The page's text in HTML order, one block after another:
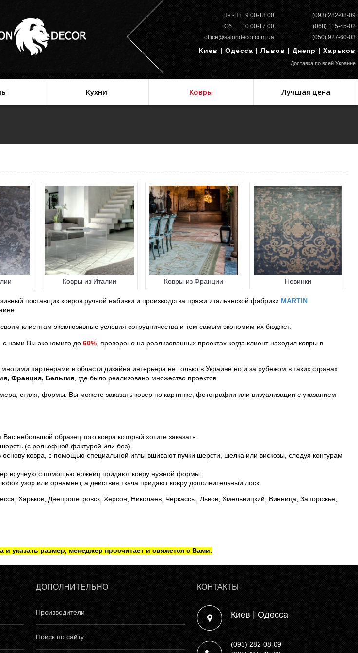
Пн.-Пт. 9.00-18.00
Сб. 10.00-17.00
office@salondecor.com.ua
(093) 282-08-09
(068) 115-45-02
(050) 927-60-03
Киев | Одесса | Львов | Днепр | Харьков
Доставка по всей Украине
Кухни Ковры Лучшая цена
Ковры из Италии Ковры из Франции Новинки
поставщик ковров ручной набивки и производства пряжи итальянской фабрики MARTIN
клиентам эксклюзивные условия сотрудничества и тем самым экономим их бюджет.
с нами Вы экономите до 60% , проверено на реализованных проектах когда клиент находил ковры в
партнерами в области дизайна интерьера не только в Украине но и за рубежом в таких странах
Франция, Бельгия , где было реализовано множество проектов.
стиля, формы. Вы можете заказать ковер по картинке, фотографии или визуализации с указанием
небольшой образец того ковра который хотите заказать.
(с рельефной фактурой или без).
основу ковра, с помощью специальной иглы вшивают пучки шерсти, шелка или вискозы, следуя контурам
вручную с помощью ножниц придают ковру нужной формы.
узор или орнамент, а действия ткача придают ковру дополнительный лоск.
Харьков, Днепропетровск, Херсон, Николаев, Черкассы, Львов, Хмельницкий, Винница, Запорожье,
указать размер, менеджер просчитает и свяжется с Вами.
ДОПОЛНИТЕЛЬНО
Производители
Поиск по сайту
КОНТАКТЫ
Киев | Одесса
(093) 282-08-09